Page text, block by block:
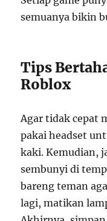
semuanya bikin
Tips
Roblox
Agar tidak cepat
pakai headset
kaki. Kemudian,
sembunyi di
bareng teman
lagi, matikan